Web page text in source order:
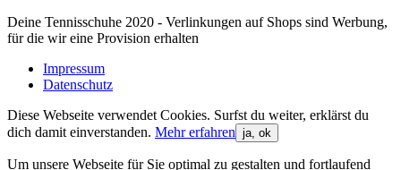
Deine Tennisschuhe 2020 - Verlinkungen auf Shops sind Werbung,
für die wir eine Provision erhalten
Impressum
Datenschutz
Diese Webseite verwendet Cookies. Surfst du weiter, erklärst du
dich damit einverstanden. Mehr erfahren ja, ok
Um unsere Webseite für Sie optimal zu gestalten und fortlaufend